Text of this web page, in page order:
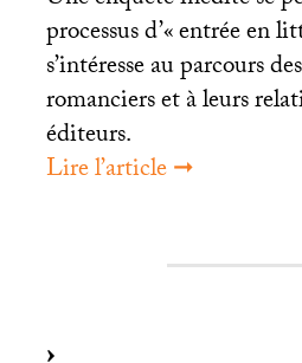
processus d’«entrée en
s’intéresse au parcours
romanciers et à leurs
éditeurs.
Lire l’article ➞